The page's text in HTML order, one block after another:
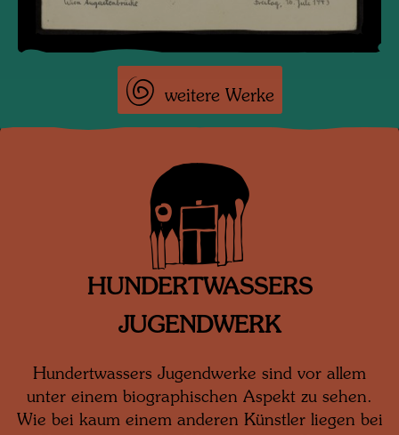
weitere Werke
HUNDERTWASSERS
JUGENDWERK
Hundertwassers Jugendwerke sind vor allem
unter einem biographischen Aspekt zu sehen.
Wie bei kaum einem anderen Künstler liegen bei